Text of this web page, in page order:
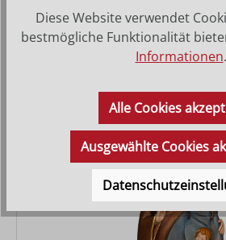
Familienrelief
Regulärer Preis:
15,80 €
Diese Website verwendet
bestmögliche Funktionalität
Informationen.
Alle Cookies
Ausgewählte Cookies